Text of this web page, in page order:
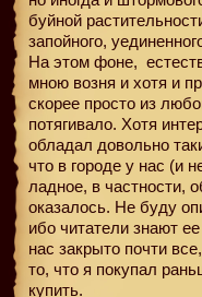
буйной
запойного,
На этом фоне,
мною возня и хотя и
скорее просто из
потягивало. Хотя
обладал довольно
что в городе у нас (и
ладное, в частности,
оказалось. Не буду
ибо читатели знают
нас закрыто почти
то, что я покупал
купить.